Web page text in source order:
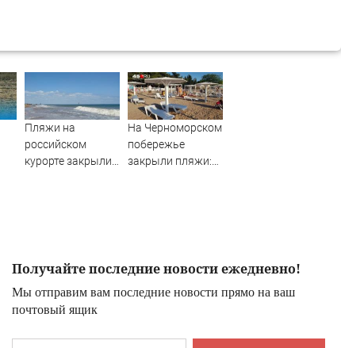
Пляжи на
российском
курорте закрыли
На Черноморском
побережье
закрыли пляжи:
Получайте последние новости ежедневно!
Мы отправим вам последние новости прямо на ваш
почтовый ящик